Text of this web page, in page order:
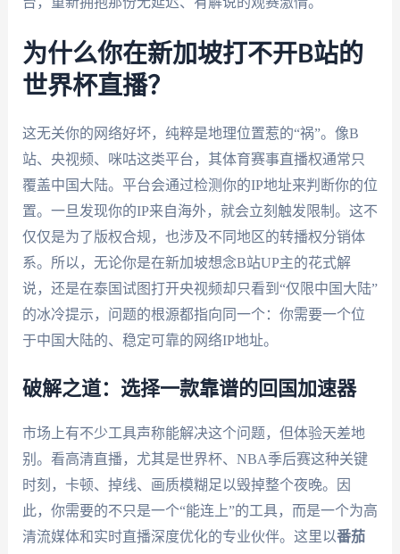
为什么你在新加坡打不开B站的
世界杯直播？
这无关你的网络好坏，纯粹是地理位置惹的“祸”。像B
站、央视频、咪咕这类平台，其体育赛事直播权通常只
覆盖中国大陆。平台会通过检测你的IP地址来判断你的位
置。一旦发现你的IP来自海外，就会立刻触发限制。这不
仅仅是为了版权合规，也涉及不同地区的转播权分销体
系。所以，无论你是在新加坡想念B站UP主的花式解
说，还是在泰国试图打开央视频却只看到“仅限中国大陆”
的冰冷提示，问题的根源都指向同一个：你需要一个位
于中国大陆的、稳定可靠的网络IP地址。
破解之道：选择一款靠谱的回国加速器
市场上有不少工具声称能解决这个问题，但体验天差地
别。看高清直播，尤其是世界杯、NBA季后赛这种关键
时刻，卡顿、掉线、画质模糊足以毁掉整个夜晚。因
此，你需要的不只是一个“能连上”的工具，而是一个为高
清流媒体和实时直播深度优化的专业伙伴。这里以番茄